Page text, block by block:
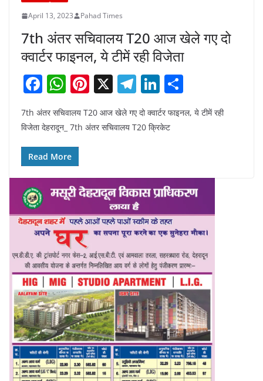
April 13, 2023 Pahad Times
7th अंतर सचिवालय T20 आज खेले गए दो
क्वार्टर फाइनल, ये टीमें रही विजेता
F
c
e
b
o
o
k
W
at
s
A
p
p
Pi
er
X T
el
e
gr
m
Li
n
k
n
ar
7th अंतर सचिवालय T20 आज खेले गए दो क्वार्टर फाइनल, ये टीमें रही
विजेता देहरादून_ 7th अंतर सचिवालय T20 क्रिकेट
Read More